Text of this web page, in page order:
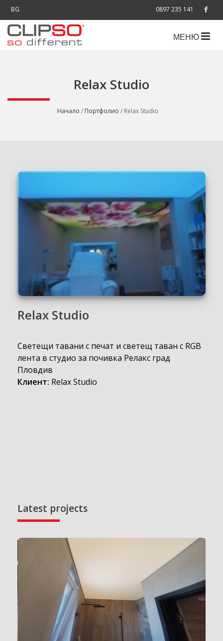
0897 235 141
BG
МЕНЮ
Relax Studio
Начало / Портфолио / Relax Studio
Relax Studio
Светещи тавани с печат и светещ таван с RGB
лента в студио за почивка Релакс град
Пловдив
Клиент: Relax Studio
Latest projects